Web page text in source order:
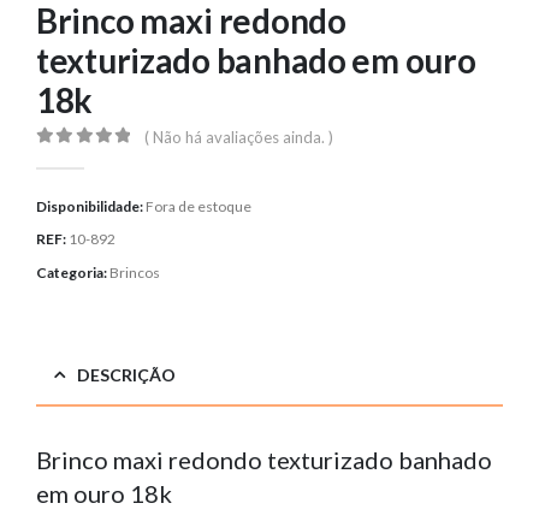
Brinco maxi redondo
texturizado banhado em ouro
18k
( Não há avaliações ainda. )
Disponibilidade: Fora de estoque
REF: 10-892
Categoria: Brincos
DESCRIÇÃO
Brinco maxi redondo texturizado banhado
em ouro 18k